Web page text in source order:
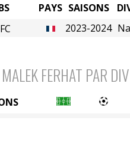
PAYS SAISONS
2023-2024
FERHAT PAR